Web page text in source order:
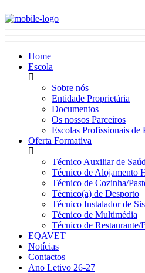
Home
Escola
Sobre nós
Entidade Proprietária
Documentos
Os nossos Parceiros
Escolas Profissionais de
Oferta Formativa
Técnico Auxiliar de
Técnico de Alojamento
Técnico de Cozinha/
Técnico(a) de Desporto
Técnico Instalador de
Técnico de Multimédia
Técnico de Restaurante/
EQAVET
Notícias
Contactos
Ano Letivo 26-27